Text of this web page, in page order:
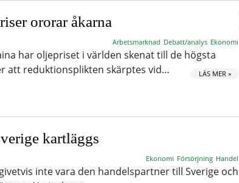
ororar åkarna
Arbetsmarknad Debatt/analys Ekonomi
har oljepriset i världen skenat till de högsta
att reduktionsplikten skärptes vid…
LÄS MER »
kartläggs
Ekonomi Försörjning Handel
inte vara den handelspartner till Sverige och